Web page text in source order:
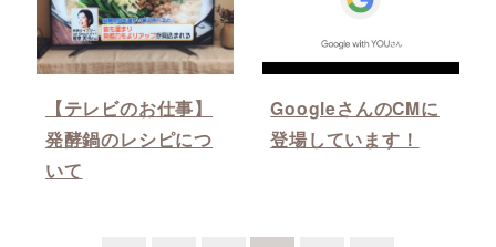
【テレビのお仕事】
発酵鍋のレシピにつ
いて
GoogleさんのCMに
登場しています！